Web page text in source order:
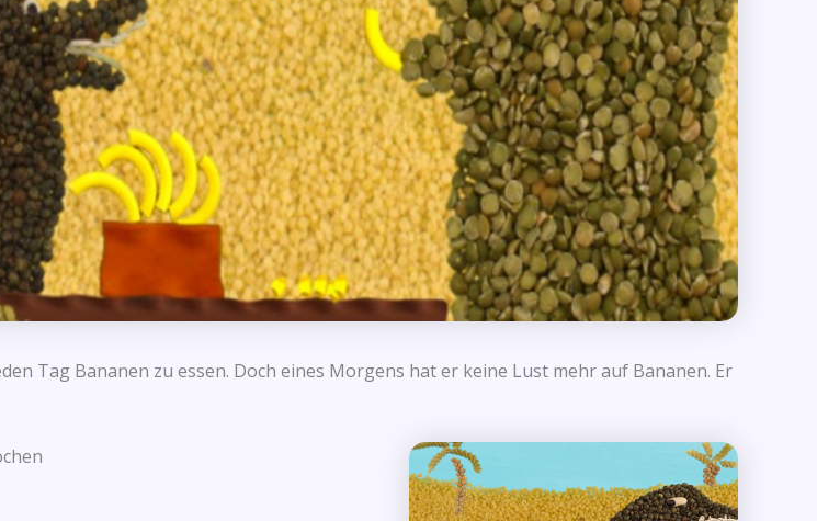
Tag Bananen zu essen. Doch eines Morgens hat er keine Lust mehr auf Bananen. Er